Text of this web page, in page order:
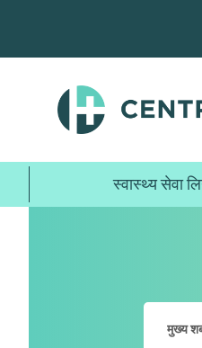
जानुहोस्
स्वास्थ्य सेवा